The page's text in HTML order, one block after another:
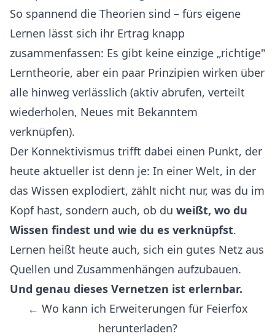
So spannend die Theorien sind – fürs eigene
Lernen lässt sich ihr Ertrag knapp
zusammenfassen: Es gibt keine einzige „richtige"
Lerntheorie, aber ein paar Prinzipien wirken über
alle hinweg verlässlich (aktiv abrufen, verteilt
wiederholen, Neues mit Bekanntem
verknüpfen).
Der Konnektivismus trifft dabei einen Punkt, der
heute aktueller ist denn je: In einer Welt, in der
das Wissen explodiert, zählt nicht nur, was du im
Kopf hast, sondern auch, ob du weißt, wo du
Wissen findest und wie du es verknüpfst.
Lernen heißt heute auch, sich ein gutes Netz aus
Quellen und Zusammenhängen aufzubauen.
Und genau dieses Vernetzen ist erlernbar.
← Wo kann ich Erweiterungen für Feierfox
herunterladen?